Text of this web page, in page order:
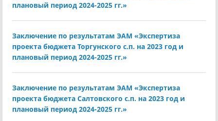
плановый период 2024-2025 гг.»
Заключение по результатам ЭАМ «Экспертиза
проекта бюджета Торгунского с.п. на 2023 год и
плановый период 2024-2025 гг.»
Заключение по результатам ЭАМ «Экспертиза
проекта бюджета Салтовского с.п. на 2023 год и
плановый период 2024-2025 гг.»